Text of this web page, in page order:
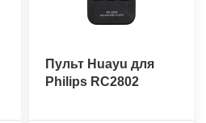
Пульт Huayu для
Philips RC2802